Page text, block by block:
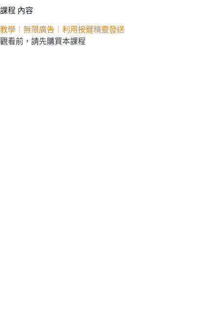
課程 內容
教學｜無限廣告｜利用按鍵精靈發送
觀看前，請先購買本課程